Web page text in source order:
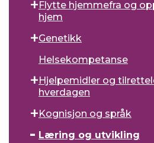
Flytte hjemmefra og
hjem
Genetikk
Helsekompetanse
Hjelpemidler og
hverdagen
Kognisjon og språk
Læring og utvikling